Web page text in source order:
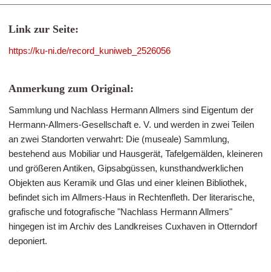
Link zur Seite:
https://ku-ni.de/record_kuniweb_2526056
Anmerkung zum Original:
Sammlung und Nachlass Hermann Allmers sind Eigentum der
Hermann-Allmers-Gesellschaft e. V. und werden in zwei Teilen
an zwei Standorten verwahrt: Die (museale) Sammlung,
bestehend aus Mobiliar und Hausgerät, Tafelgemälden, kleineren
und größeren Antiken, Gipsabgüssen, kunsthandwerklichen
Objekten aus Keramik und Glas und einer kleinen Bibliothek,
befindet sich im Allmers-Haus in Rechtenfleth. Der literarische,
grafische und fotografische "Nachlass Hermann Allmers"
hingegen ist im Archiv des Landkreises Cuxhaven in Otterndorf
deponiert.